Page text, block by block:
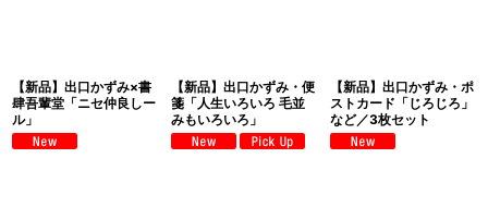
【新品】出口かずみ×書
肆吾輩堂「ニセ仲良しー
ル」
【新品】出口かずみ・便
箋「人生いろいろ 毛並
みもいろいろ」
【新品】出口かずみ・ポ
ストカード「じろじろ」
など／3枚セット